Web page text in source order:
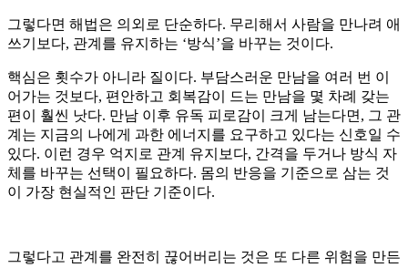
그렇다면 해법은 의외로 단순하다. 무리해서 사람을 만나려 애
쓰기보다, 관계를 유지하는 ‘방식’을 바꾸는 것이다.
핵심은 횟수가 아니라 질이다. 부담스러운 만남을 여러 번 이
어가는 것보다, 편안하고 회복감이 드는 만남을 몇 차례 갖는
편이 훨씬 낫다. 만남 이후 유독 피로감이 크게 남는다면, 그 관
계는 지금의 나에게 과한 에너지를 요구하고 있다는 신호일 수
있다. 이런 경우 억지로 관계 유지보다, 간격을 두거나 방식 자
체를 바꾸는 선택이 필요하다. 몸의 반응을 기준으로 삼는 것
이 가장 현실적인 판단 기준이다.
그렇다고 관계를 완전히 끊어버리는 것은 또 다른 위험을 만든